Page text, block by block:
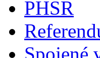
PHSR
Spojené